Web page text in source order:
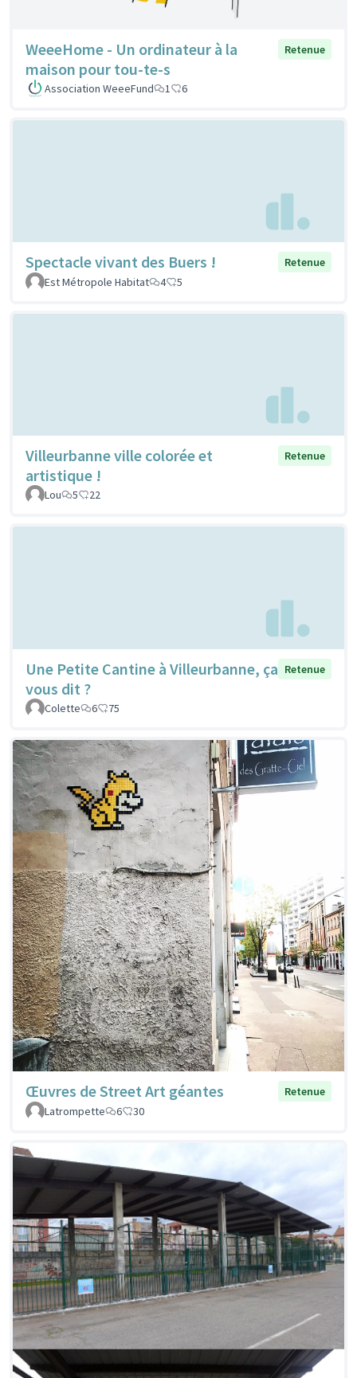
WeeeHome - Un ordinateur à la
maison pour tou-te-s
Retenue
Association WeeeFund 1 6
Spectacle vivant des Buers !
Retenue
Est Métropole Habitat
4 5
Villeurbanne ville colorée et
artistique !
Retenue
Lou 5 22
Une Petite Cantine à Villeurbanne, ça
vous dit ?
Retenue
Colette 6 75
Œuvres de Street Art géantes
Retenue
Latrompette
6 30